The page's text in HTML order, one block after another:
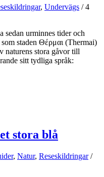
, Undervägs /4
sedan urminnes tider och
staden Θέρμαι (Thermai)
naturens stora gåvor till
sitt tydliga språk:
stora blå
, Natur, Reseskildringar/